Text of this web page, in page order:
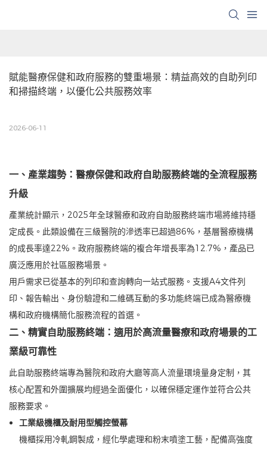
賦能醫療保健和政府服務的雙重場景：精益高效的自助列印
和掃描終端，以優化公共服務效率
2026-06-11
一、產業趨勢：醫療保健和政府自助服務終端的全流程服務
升級
產業統計顯示，2025年全球醫療和政府自助服務終端市場將維持穩
定成長。此類設備在三級醫院的滲透率已超過86%，基層醫療機構
的成長率達22%。政府服務終端的複合年增長率為12.7%，產品已
廣泛應用於社區服務場景。
用戶需求已從基本的列印和查詢轉向一站式服務。支援A4文件列
印、報告輸出、身份驗證和二維碼互動的多功能終端已成為醫療機
構和政府機構簡化服務流程的首選。
二、精實自助服務終端：適用於高流量醫療和政府場景的工
業級可靠性
此自助服務終端專為醫院和政府大廳等高人流量環境量身定制，其
核心配置和外圍擴展均經過全面優化，以確保穩定運作並符合公共
服務要求。
工業級機櫃及耐用型觸控螢幕
機櫃採用冷軋鋼製成，經化學處理和粉末噴塗工藝，配備高強度